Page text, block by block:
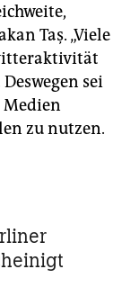
Taş. „Viele
sei
zu nutzen.